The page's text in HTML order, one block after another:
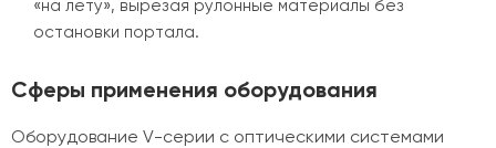
«на лету», вырезая рулонные материалы без
остановки портала.
Сферы применения оборудования
Оборудование V-серии с оптическими системами